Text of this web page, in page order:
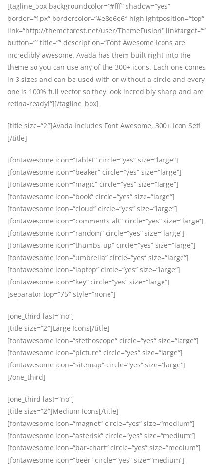
[tagline_box backgroundcolor=“#fff“ shadow=“yes“
border=“1px“ bordercolor=“#e8e6e6″ highlightposition=“top“
link=“http://themeforest.net/user/ThemeFusion“ linktarget=““
button=““ title=““ description=“Font Awesome Icons are
incredibly awesome. Avada has them built right into the
theme so you can use any of the 300+ icons. Each one comes
in 3 sizes and can be used with or without a circle and every
one is 100% full vector so they look incredibly sharp and are
retina-ready!“][/tagline_box]
[title size=“2″]Avada Includes Font Awesome, 300+ Icon Set!
[/title]
[fontawesome icon=“tablet“ circle=“yes“ size=“large“]
[fontawesome icon=“beaker“ circle=“yes“ size=“large“]
[fontawesome icon=“magic“ circle=“yes“ size=“large“]
[fontawesome icon=“book“ circle=“yes“ size=“large“]
[fontawesome icon=“cloud“ circle=“yes“ size=“large“]
[fontawesome icon=“comments-alt“ circle=“yes“ size=“large“]
[fontawesome icon=“random“ circle=“yes“ size=“large“]
[fontawesome icon=“thumbs-up“ circle=“yes“ size=“large“]
[fontawesome icon=“umbrella“ circle=“yes“ size=“large“]
[fontawesome icon=“laptop“ circle=“yes“ size=“large“]
[fontawesome icon=“key“ circle=“yes“ size=“large“]
[separator top=“75″ style=“none“]
[one_third last=“no“]
[title size=“2″]Large Icons[/title]
[fontawesome icon=“stethoscope“ circle=“yes“ size=“large“]
[fontawesome icon=“picture“ circle=“yes“ size=“large“]
[fontawesome icon=“sitemap“ circle=“yes“ size=“large“]
[/one_third]
[one_third last=“no“]
[title size=“2″]Medium Icons[/title]
[fontawesome icon=“magnet“ circle=“yes“ size=“medium“]
[fontawesome icon=“asterisk“ circle=“yes“ size=“medium“]
[fontawesome icon=“bar-chart“ circle=“yes“ size=“medium“]
[fontawesome icon=“beer“ circle=“yes“ size=“medium“]